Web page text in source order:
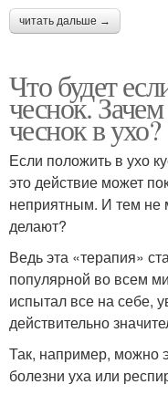
читать дальше →
Что будет
чеснок.
чеснок в ухо?
Если положить в ухо
это действие может
неприятным. И тем не
делают?
Ведь эта «терапия»
популярной во всем
испытал все на себе,
действительно
Так, например, можно
болезни уха или